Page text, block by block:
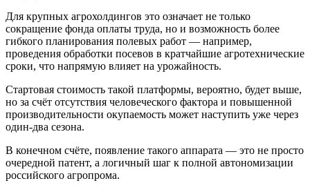
Для крупных агрохолдингов это означает не только
сокращение фонда оплаты труда, но и возможность более
гибкого планирования полевых работ — например,
проведения обработки посевов в кратчайшие агротехнические
сроки, что напрямую влияет на урожайность.
Стартовая стоимость такой платформы, вероятно, будет выше,
но за счёт отсутствия человеческого фактора и повышенной
производительности окупаемость может наступить уже через
один-два сезона.
В конечном счёте, появление такого аппарата — это не просто
очередной патент, а логичный шаг к полной автономизации
российского агропрома.